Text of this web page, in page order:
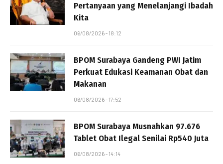
Pertanyaan yang Menelanjangi Ibadah
Kita
06/08/2026 - 18:12
BPOM Surabaya Gandeng PWI Jatim
Perkuat Edukasi Keamanan Obat dan
Makanan
06/08/2026 - 17:52
BPOM Surabaya Musnahkan 97.676
Tablet Obat Ilegal Senilai Rp540 Juta
06/08/2026 - 14:14